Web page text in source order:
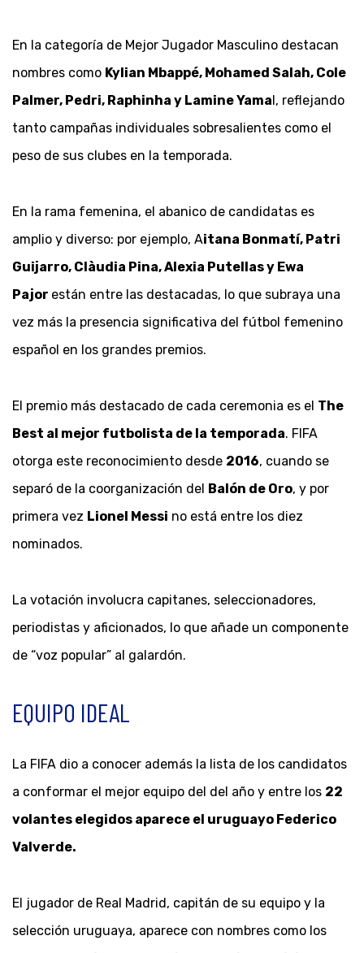
En la categoría de Mejor Jugador Masculino destacan
nombres como Kylian Mbappé, Mohamed Salah, Cole
Palmer, Pedri, Raphinha y Lamine Yamal, reflejando
tanto campañas individuales sobresalientes como el
peso de sus clubes en la temporada.
En la rama femenina, el abanico de candidatas es
amplio y diverso: por ejemplo, Aitana Bonmatí, Patri
Guijarro, Clàudia Pina, Alexia Putellas y Ewa
Pajor están entre las destacadas, lo que subraya una
vez más la presencia significativa del fútbol femenino
español en los grandes premios.
El premio más destacado de cada ceremonia es el The
Best al mejor futbolista de la temporada. FIFA
otorga este reconocimiento desde 2016, cuando se
separó de la coorganización del Balón de Oro, y por
primera vez Lionel Messi no está entre los diez
nominados.
La votación involucra capitanes, seleccionadores,
periodistas y aficionados, lo que añade un componente
de “voz popular” al galardón.
EQUIPO IDEAL
La FIFA dio a conocer además la lista de los candidatos
a conformar el mejor equipo del del año y entre los 22
volantes elegidos aparece el uruguayo Federico
Valverde.
El jugador de Real Madrid, capitán de su equipo y la
selección uruguaya, aparece con nombres como los